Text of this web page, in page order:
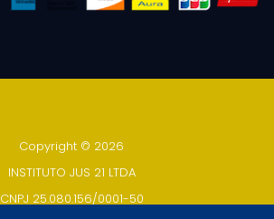
Copyright © 2026
INSTITUTO JUS 21 LTDA
CNPJ 25.080.156/0001-50